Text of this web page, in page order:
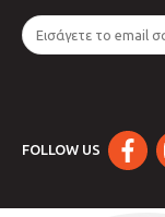
FOLLOW US